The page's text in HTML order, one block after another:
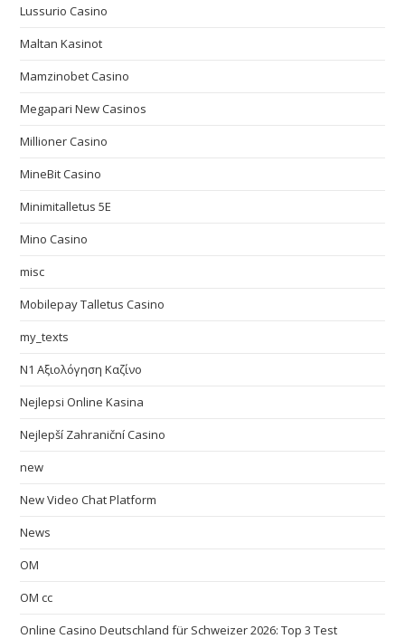
Lussurio Casino
Maltan Kasinot
Mamzinobet Casino
Megapari New Casinos
Millioner Casino
MineBit Casino
Minimitalletus 5E
Mino Casino
misc
Mobilepay Talletus Casino
my_texts
N1 Αξιολόγηση Καζίνο
Nejlepsi Online Kasina
Nejlepší Zahraniční Casino
new
New Video Chat Platform
News
OM
OM cc
Online Casino Deutschland für Schweizer 2026: Top 3 Test